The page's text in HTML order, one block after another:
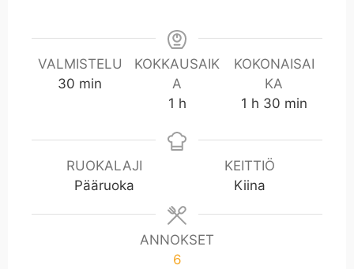
VALMISTELU
30 m
min
KOKKAUSAIK
A
1
n
h
KOKONAISAI
KA
1
n
t
i
h 30m
n
min
RUOKALAJI
Pääruoka
KEITTIÖ
Kiina
ANNOKSET
6